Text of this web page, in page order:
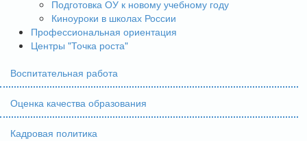
Подготовка ОУ к новому учебному году
Киноуроки в школах России
Профессиональная ориентация
Центры "Точка роста"
Воспитательная работа
Оценка качества образования
Кадровая политика